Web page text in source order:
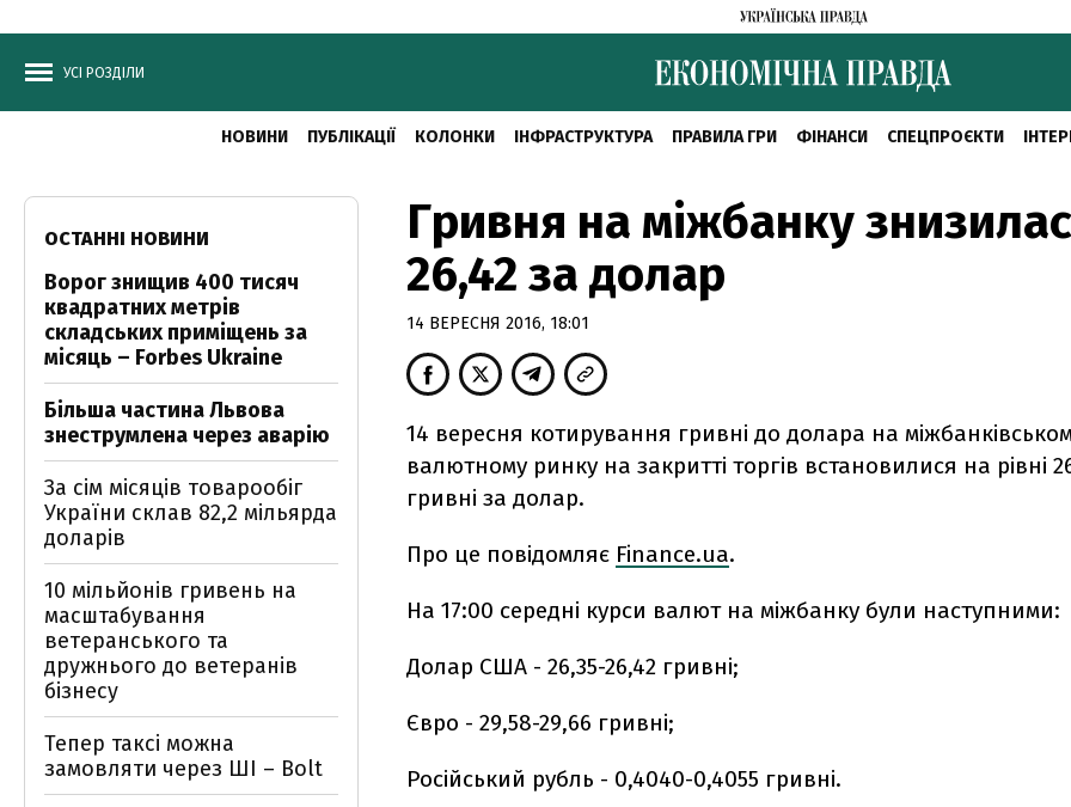
УСІ РОЗДІЛИ
НОВИНИ ПУБЛІКАЦІЇ КОЛОНКИ ІНФРАСТРУКТУРА ПРАВИЛА ГРИ ФІНАНСИ СПЕЦПРОЄКТИ
Гривня на міжбанку
26,42 за долар
14 ВЕРЕСНЯ 2016, 18:01
14 вересня котирування гривні до долара на
валютному ринку на закритті торгів встановилися на рівні
гривні за долар.
Про це повідомляє Finance.ua.
На 17:00 середні курси валют на міжбанку були наступними:
Долар США - 26,35-26,42 гривні;
Євро - 29,58-29,66 гривні;
Російський рубль - 0,4040-0,4055 гривні.
ОСТАННІ НОВИНИ
Ворог знищив 400 тисяч
квадратних метрів
складських приміщень за
місяць – Forbes Ukraine
Більша частина Львова
знеструмлена через аварію
За сім місяців товарообіг
України склав 82,2 мільярда
доларів
10 мільйонів гривень на
масштабування
ветеранського та
дружнього до ветеранів
бізнесу
Тепер таксі можна
замовляти через ШІ – Bolt